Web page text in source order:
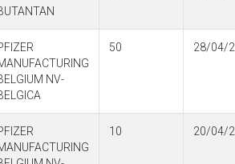
NV-
50 28/04/
10 20/04/